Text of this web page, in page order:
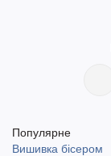
Популярне
Вишивка бісером